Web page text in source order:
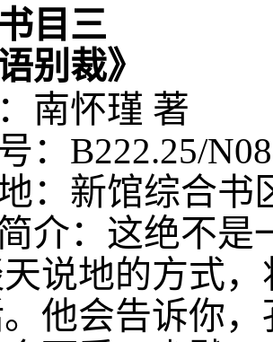
目三
别裁》
南怀瑾 著
：B222.25/
：新馆综合
介：这绝不是
说地的方式
他会告诉你